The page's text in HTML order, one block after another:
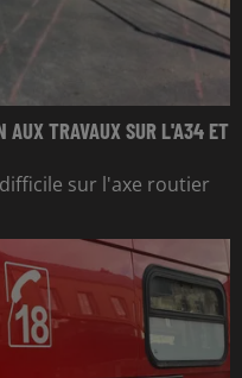
AUX TRAVAUX SUR L'A34 ET
sur l'axe routier